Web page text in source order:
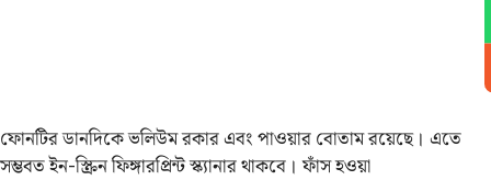
ফোনটির ডানদিকে ভলিউম রকার এবং পাওয়ার বোতাম রয়েছে। এতে
সম্ভবত ইন-স্ক্রিন ফিঙ্গারপ্রিন্ট স্ক্যানার থাকবে। ফাঁস হওয়া